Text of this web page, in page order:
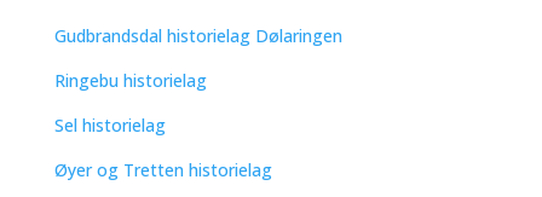
Gudbrandsdal historielag Dølaringen
Ringebu historielag
Sel historielag
Øyer og Tretten historielag